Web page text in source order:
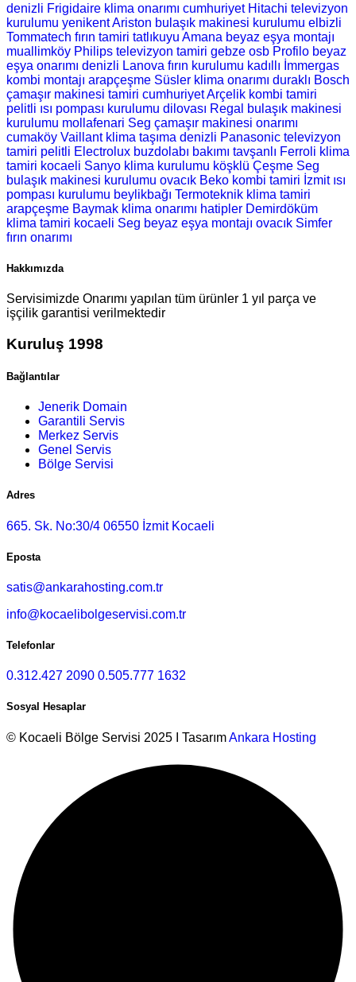
denizli Frigidaire klima onarımı cumhuriyet Hitachi televizyon
kurulumu yenikent Ariston bulaşık makinesi kurulumu elbizli
Tommatech fırın tamiri tatlıkuyu Amana beyaz eşya montajı
muallimköy Philips televizyon tamiri gebze osb Profilo beyaz
eşya onarımı denizli Lanova fırın kurulumu kadıllı İmmergas
kombi montajı arapçeşme Süsler klima onarımı duraklı Bosch
çamaşır makinesi tamiri cumhuriyet Arçelik kombi tamiri
pelitli ısı pompası kurulumu dilovası Regal bulaşık makinesi
kurulumu mollafenari Seg çamaşır makinesi onarımı
cumaköy Vaillant klima taşıma denizli Panasonic televizyon
tamiri pelitli Electrolux buzdolabı bakımı tavşanlı Ferroli klima
tamiri kocaeli Sanyo klima kurulumu köşklü Çeşme Seg
bulaşık makinesi kurulumu ovacık Beko kombi tamiri İzmit ısı
pompası kurulumu beylikbağı Termoteknik klima tamiri
arapçeşme Baymak klima onarımı hatipler Demirdöküm
klima tamiri kocaeli Seg beyaz eşya montajı ovacık Simfer
fırın onarımı
Hakkımızda
Servisimizde Onarımı yapılan tüm ürünler 1 yıl parça ve
işçilik garantisi verilmektedir
Kuruluş 1998
Bağlantılar
Jenerik Domain
Garantili Servis
Merkez Servis
Genel Servis
Bölge Servisi
Adres
665. Sk. No:30/4 06550 İzmit Kocaeli
Eposta
satis@ankarahosting.com.tr
info@kocaelibolgeservisi.com.tr
Telefonlar
0.312.427 2090 0.505.777 1632
Sosyal Hesaplar
© Kocaeli Bölge Servisi 2025 I TasarımAnkara Hosting